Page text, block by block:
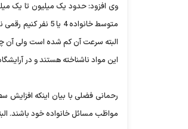
البته سرعت آن کم شده است ولی آن
این مواد ناشناخته هستند و در
رحمانی فضلی با بیان اینکه افزایش
مواظب مسائل خانواده خود باشند.